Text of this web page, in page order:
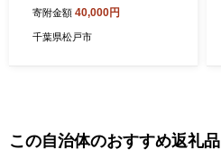
桃色）
寄附金額 40,000円
千葉県松戸市
この自治体のおすすめ返礼品